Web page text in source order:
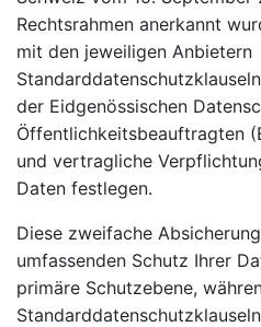
Rechtsrahmen anerkannt
mit den jeweiligen Anbietern
der Eidgenössischen
Öffentlichkeitsbeauftragten
und vertragliche
Daten festlegen.
Diese zweifache
umfassenden Schutz Ihrer
primäre Schutzebene,